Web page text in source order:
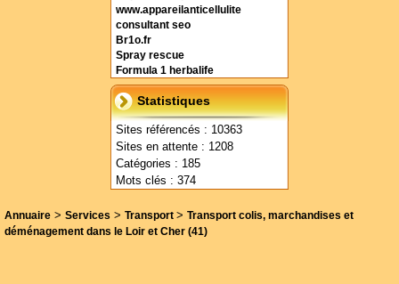
www.appareilanticellulite
consultant seo
Br1o.fr
Spray rescue
Formula 1 herbalife
Statistiques
Sites référencés : 10363
Sites en attente : 1208
Catégories : 185
Mots clés : 374
Annuaire > Services > Transport > Transport colis, marchandises et
déménagement dans le Loir et Cher (41)